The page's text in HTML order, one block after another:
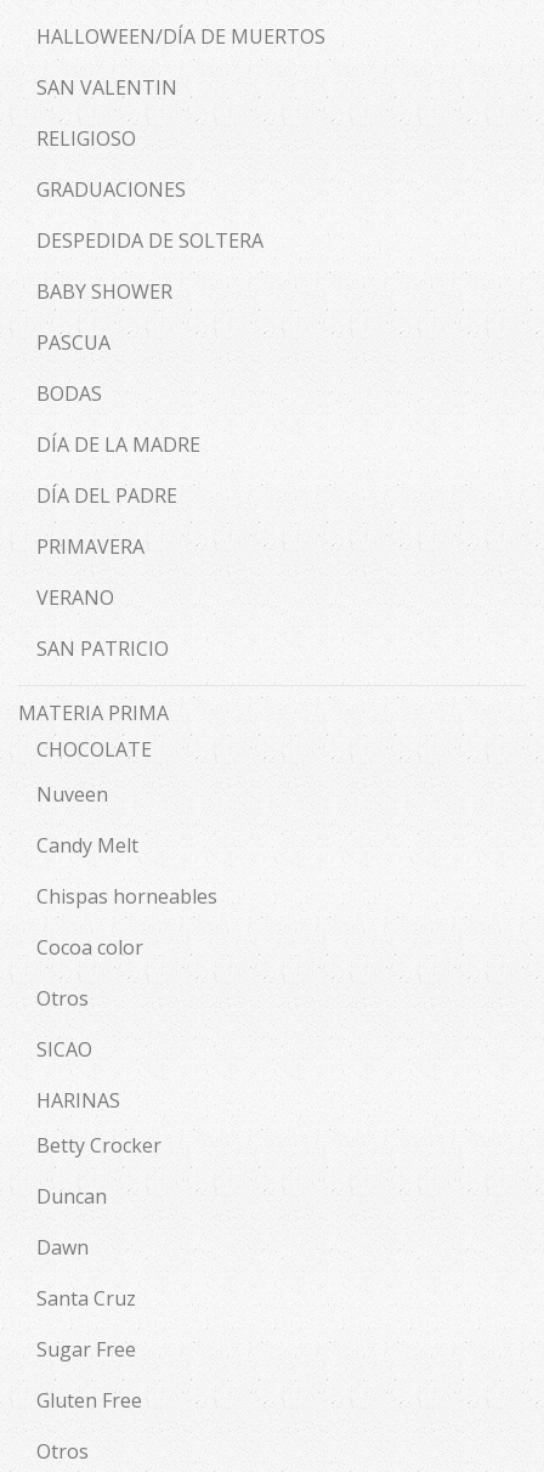
HALLOWEEN/DÍA DE MUERTOS
SAN VALENTIN
RELIGIOSO
GRADUACIONES
DESPEDIDA DE SOLTERA
BABY SHOWER
PASCUA
BODAS
DÍA DE LA MADRE
DÍA DEL PADRE
PRIMAVERA
VERANO
SAN PATRICIO
MATERIA PRIMA
CHOCOLATE
Nuveen
Candy Melt
Chispas horneables
Cocoa color
Otros
SICAO
HARINAS
Betty Crocker
Duncan
Dawn
Santa Cruz
Sugar Free
Gluten Free
Otros